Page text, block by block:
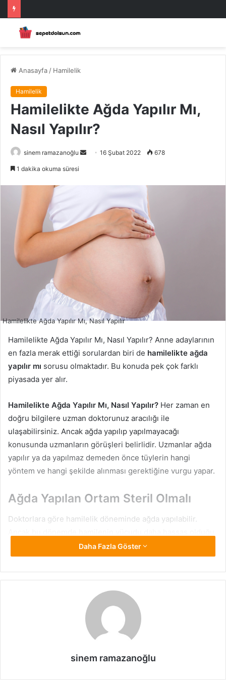
Anasayfa / Hamilelik
Hamilelik
Hamilelikte Ağda Yapılır Mı,
Nasıl Yapılır?
sinem ramazanoğlu
Bir
16 Şubat 2022 678
1 dakika okuma süresi
Hamilelikte Ağda Yapılır Mı, Nasıl Yapılır
Hamilelikte Ağda Yapılır Mı, Nasıl Yapılır? Anne adaylarının
en fazla merak ettiği sorulardan biri de hamilelikte ağda
yapılır mı sorusu olmaktadır. Bu konuda pek çok farklı
piyasada yer alır.
Hamilelikte Ağda Yapılır Mı, Nasıl Yapılır? Her zaman en
doğru bilgilere uzman doktorunuz aracılığı ile
ulaşabilirsiniz. Ancak ağda yapılıp yapılmayacağı
konusunda uzmanların görüşleri belirlidir. Uzmanlar ağda
yapılır ya da yapılmaz demeden önce tüylerin hangi
yöntem ve hangi şekilde alınması gerektiğine vurgu yapar.
Ağda Yapılan Ortam Steril Olmalı
Doktorlara göre hamilelik döneminde ağda yapılabilir.
için bağışıklık sistemi de daha zayıftır. Bu nedenle de ağda
yapılacak ortamın en iyi şekilde steril olması gerekir. Aksi
durumda anne adayları için pek çok istenmeyen ve ciddi
ortam oluşturulmalıdır. Genel olarak düzenli alınan tüyler,
hamilelik döneminde kadınları rahatsız edebilir. Bunun
önüne geçmek için de kadınlar ağda yapmak isteyebilir.
Ağdayı evde uygun ortamda yapmada hiçbir sakınca
kesin bir şekilde uyarı yapar.Hamilelikte steril ortamda
Daha Fazla Göster
sinem ramazanoğlu